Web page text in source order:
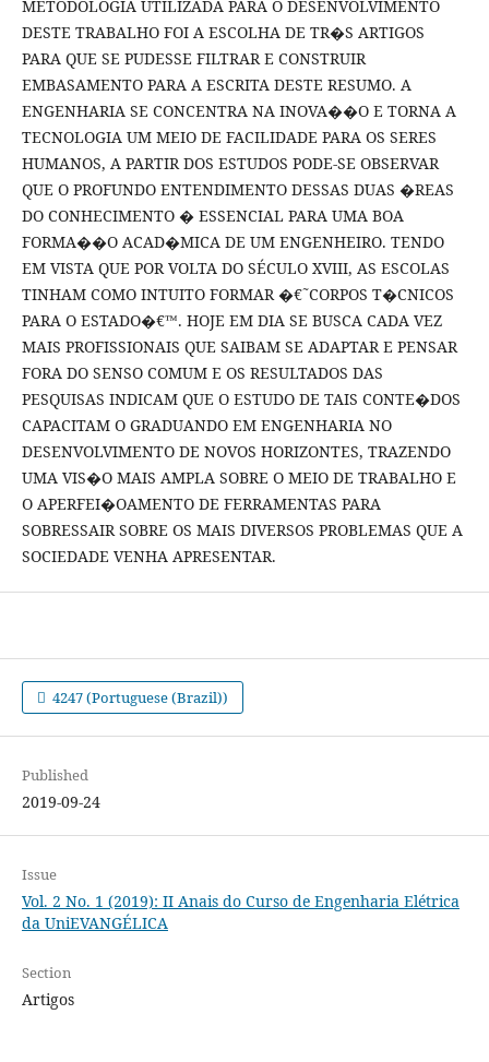
METODOLOGIA UTILIZADA PARA O DESENVOLVIMENTO
DESTE TRABALHO FOI A ESCOLHA DE TR�S ARTIGOS
PARA QUE SE PUDESSE FILTRAR E CONSTRUIR
EMBASAMENTO PARA A ESCRITA DESTE RESUMO. A
ENGENHARIA SE CONCENTRA NA INOVA��O E TORNA A
TECNOLOGIA UM MEIO DE FACILIDADE PARA OS SERES
HUMANOS, A PARTIR DOS ESTUDOS PODE-SE OBSERVAR
QUE O PROFUNDO ENTENDIMENTO DESSAS DUAS �REAS
DO CONHECIMENTO � ESSENCIAL PARA UMA BOA
FORMA��O ACAD�MICA DE UM ENGENHEIRO. TENDO
EM VISTA QUE POR VOLTA DO SÉCULO XVIII, AS ESCOLAS
TINHAM COMO INTUITO FORMAR �€˜CORPOS T�CNICOS
PARA O ESTADO�€™. HOJE EM DIA SE BUSCA CADA VEZ
MAIS PROFISSIONAIS QUE SAIBAM SE ADAPTAR E PENSAR
FORA DO SENSO COMUM E OS RESULTADOS DAS
PESQUISAS INDICAM QUE O ESTUDO DE TAIS CONTE�DOS
CAPACITAM O GRADUANDO EM ENGENHARIA NO
DESENVOLVIMENTO DE NOVOS HORIZONTES, TRAZENDO
UMA VIS�O MAIS AMPLA SOBRE O MEIO DE TRABALHO E
O APERFEI�OAMENTO DE FERRAMENTAS PARA
SOBRESSAIR SOBRE OS MAIS DIVERSOS PROBLEMAS QUE A
SOCIEDADE VENHA APRESENTAR.
4247 (Portuguese (Brazil))
Published
2019-09-24
Issue
Vol. 2 No. 1 (2019): II Anais do Curso de Engenharia Elétrica
da UniEVANGÉLICA
Section
Artigos